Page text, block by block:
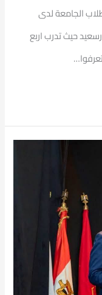
الجامعة لدى
حيث تدرب اربع